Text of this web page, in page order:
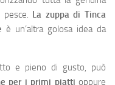
La zuppa di Tinca
è un’altra golosa idea da
e pieno di gusto, può
per i primi piatti oppure